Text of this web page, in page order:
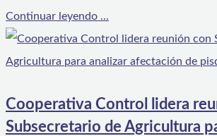
Continuar leyendo ...
Cooperativa Control lidera
Subsecretario de Agricultura